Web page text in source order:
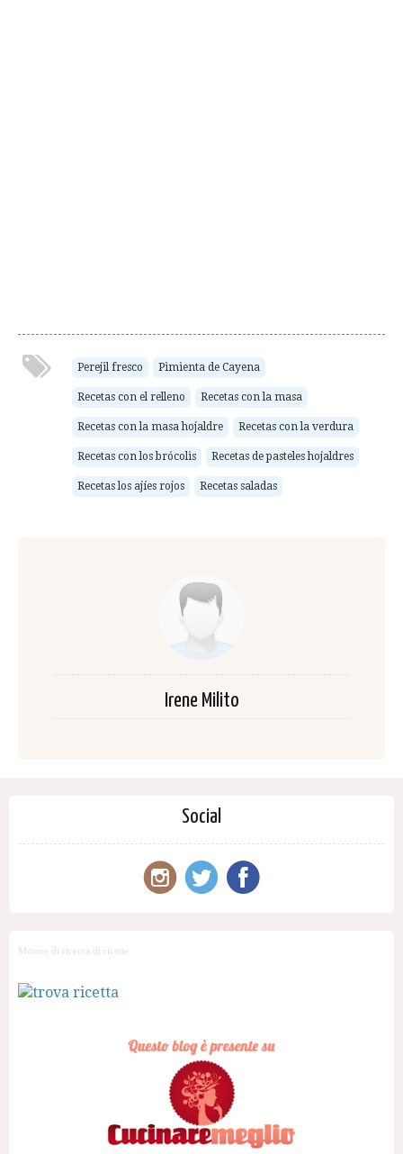
Perejil fresco Pimienta de Cayena
Recetas con el relleno Recetas con la masa
Recetas con la masa hojaldre Recetas con la verdura
Recetas con los brócolis Recetas de pasteles hojaldres
Recetas los ajíes rojos Recetas saladas
Irene Milito
Social
Motore di ricerca di ricette